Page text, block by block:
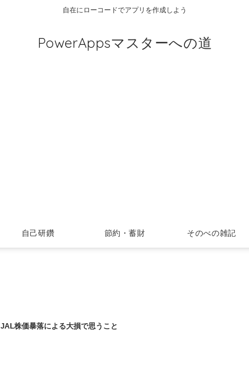
自在にローコードでアプリを作成しよう
PowerAppsマスターへの道
自己研鑽 節約・蓄財 そのべの雑記
JAL株価暴落による大損で思うこと